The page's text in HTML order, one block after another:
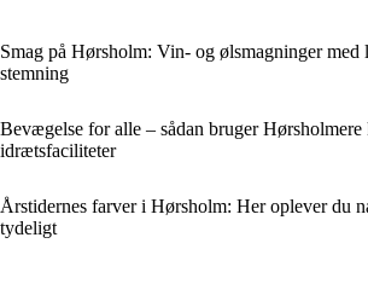
Smag på Hørsholm: Vin- og ølsmagninger med
stemning
Bevægelse for alle – sådan bruger Hørsholmere
idrætsfaciliteter
Årstidernes farver i Hørsholm: Her oplever du
tydeligt